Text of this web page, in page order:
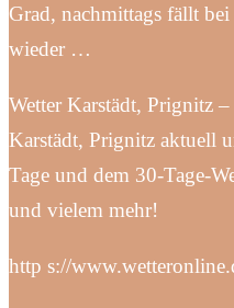
Grad, nachmittags fällt
wieder …
Wetter Karstädt, Prignitz
Karstädt, Prignitz aktuell
Tage und dem 30-Tage-
und vielem mehr!
http s://